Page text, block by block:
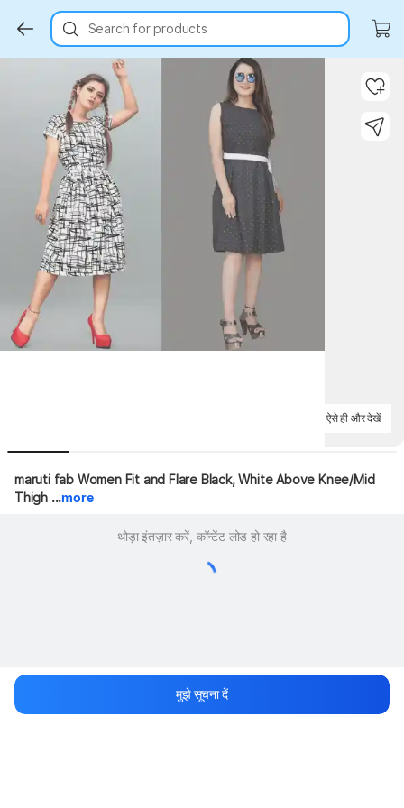
Search for products
ऐसे ही और देखें
maruti fab Women Fit and Flare Black, White Above Knee/Mid
Thigh ...more
थोड़ा इंतज़ार करें, कॉन्टेंट लोड हो रहा है
मुझे सूचना दें